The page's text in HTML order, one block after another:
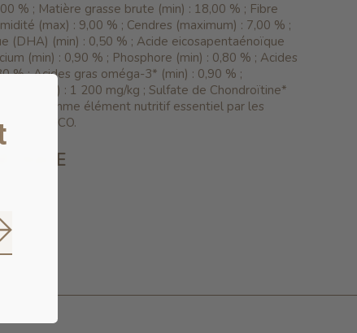
% ; Matière grasse brute (min) : 18,00 % ; Fibre
(max) : 9,00 % ; Cendres (maximum) : 7,00 % ;
(DHA) (min) : 0,50 % ; Acide eicosapentaénoïque
(min) : 0,90 % ; Phosphore (min) : 0,80 % ; Acides
% ;Acides gras oméga-3* (min) : 0,90 % ;
(min) : 1 200 mg/kg ; Sulfate de Chondroïtine*
comme élément nutritif essentiel par les
de l'AAFCO.